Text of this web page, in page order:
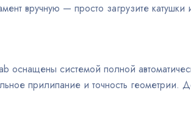
вручную — просто загрузите катушки
оснащены системой полной
прилипание и точность геометрии.